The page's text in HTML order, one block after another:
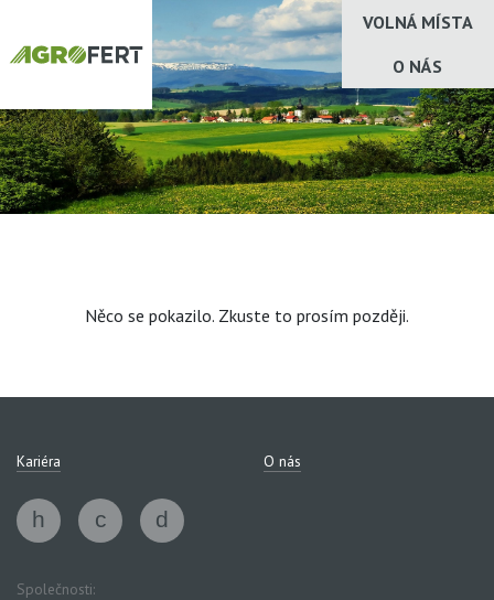
VOLNÁ MÍSTA
O NÁS
Něco se pokazilo. Zkuste to prosím později.
Kariéra O nás
Společnosti: